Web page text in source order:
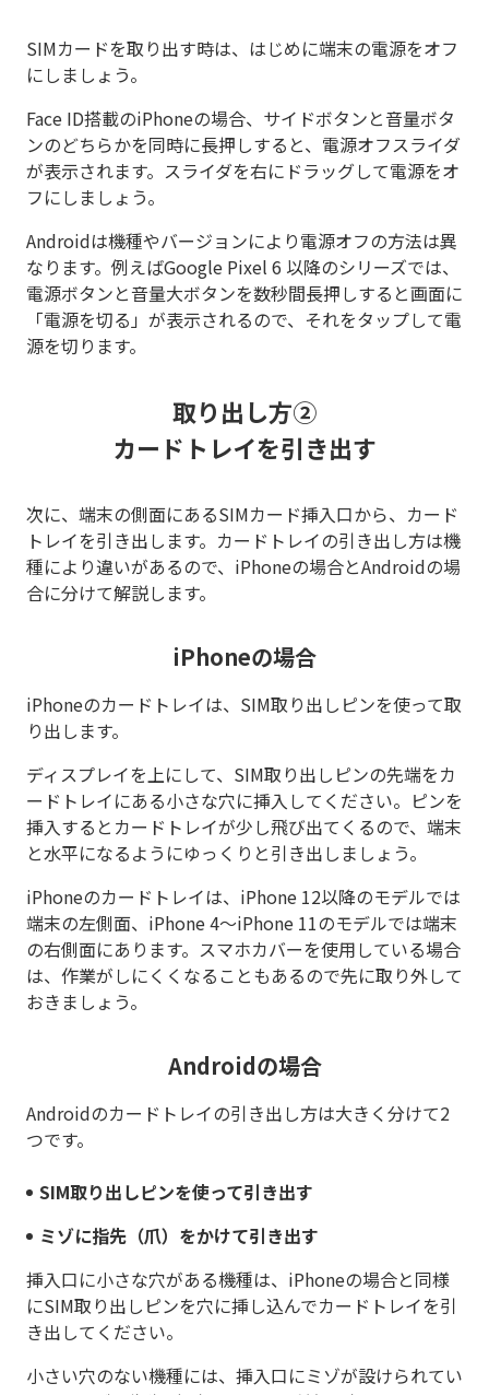
SIMカードを取り出す時は、はじめに端末の電源をオフ
にしましょう。
Face ID搭載のiPhoneの場合、サイドボタンと音量ボタ
ンのどちらかを同時に長押しすると、電源オフスライダ
が表示されます。スライダを右にドラッグして電源をオ
フにしましょう。
Androidは機種やバージョンにより電源オフの方法は異
なります。例えばGoogle Pixel 6 以降のシリーズでは、
電源ボタンと音量大ボタンを数秒間長押しすると画面に
「電源を切る」が表示されるので、それをタップして電
源を切ります。
取り出し方②
カードトレイを引き出す
次に、端末の側面にあるSIMカード挿入口から、カード
トレイを引き出します。カードトレイの引き出し方は機
種により違いがあるので、iPhoneの場合とAndroidの場
合に分けて解説します。
iPhoneの場合
iPhoneのカードトレイは、SIM取り出しピンを使って取
り出します。
ディスプレイを上にして、SIM取り出しピンの先端をカ
ードトレイにある小さな穴に挿入してください。ピンを
挿入するとカードトレイが少し飛び出てくるので、端末
と水平になるようにゆっくりと引き出しましょう。
iPhoneのカードトレイは、iPhone 12以降のモデルでは
端末の左側面、iPhone 4～iPhone 11のモデルでは端末
の右側面にあります。スマホカバーを使用している場合
は、作業がしにくくなることもあるので先に取り外して
おきましょう。
Androidの場合
Androidのカードトレイの引き出し方は大きく分けて2
つです。
SIM取り出しピンを使って引き出す
ミゾに指先（爪）をかけて引き出す
挿入口に小さな穴がある機種は、iPhoneの場合と同様
にSIM取り出しピンを穴に挿し込んでカードトレイを引
き出してください。
小さい穴のない機種には、挿入口にミゾが設けられてい